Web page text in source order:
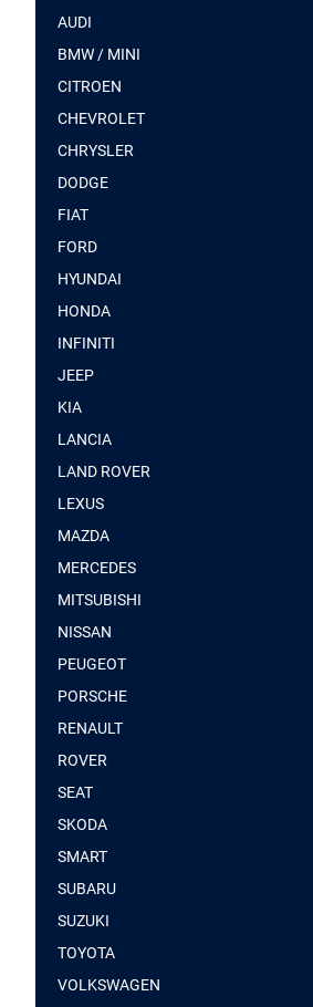
AUDI
BMW / MINI
CITROEN
CHEVROLET
CHRYSLER
DODGE
FIAT
FORD
HYUNDAI
HONDA
INFINITI
JEEP
KIA
LANCIA
LAND ROVER
LEXUS
MAZDA
MERCEDES
MITSUBISHI
NISSAN
PEUGEOT
PORSCHE
RENAULT
ROVER
SEAT
SKODA
SMART
SUBARU
SUZUKI
TOYOTA
VOLKSWAGEN